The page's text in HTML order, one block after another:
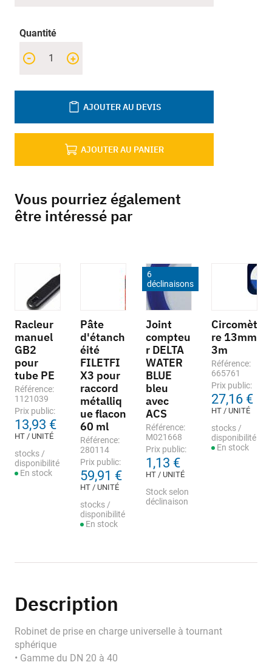
Quantité
+
-
AJOUTER AU PANIER
AJOUTER AU DEVIS
Vous pourriez également
être intéressé par
Racleur
manuel
GB2
pour
tube PE
Référence:
1121039
Prix public:
13,93 €
HT / UNITÉ
stocks /
disponibilité
En stock
Pâte
d'étanch
éité
FILETFI
X3 pour
raccord
métalliq
ue flacon
60 ml
Référence:
280114
Prix public:
59,91 €
HT / UNITÉ
stocks /
disponibilité
En stock
6
déclinaisons
Joint
compteu
r DELTA
WATER
BLUE
bleu
avec
ACS
Référence:
M021668
Prix public:
1,13 €
HT / UNITÉ
Stock selon
déclinaison
Circomèt
re 13mm
3m
Référence:
665761
Prix public:
27,16 €
HT / UNITÉ
stocks /
disponibilité
En stock
Description
Robinet de prise en charge universelle à tournant
sphérique
• Gamme du DN 20 à 40